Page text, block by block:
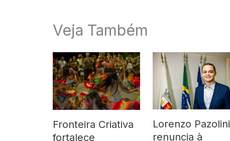
Veja Também
Fronteira Criativa
fortalece
Lorenzo Pazolini
renuncia à